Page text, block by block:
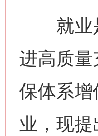
就业是
进高质
保体系
业，现